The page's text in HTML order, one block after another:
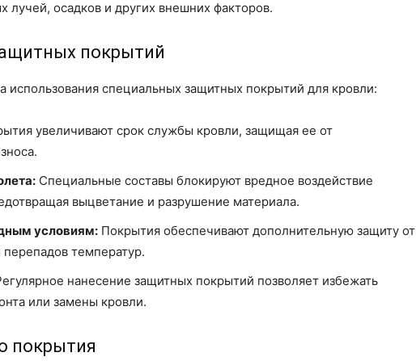
лучей, осадков и других внешних факторов.
покрытий
специальных защитных покрытий для кровли:
увеличивают срок службы кровли, защищая ее от
Специальные составы блокируют вредное воздействие
выцветание и разрушение материала.
условиям: Покрытия обеспечивают дополнительную защиту от
температур.
нанесение защитных покрытий позволяет избежать
или замены кровли.
покрытия